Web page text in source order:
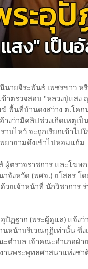
ายจีระพันธ์ เพชรขาว ห
าตรวจสอบ "หลวงปู่แสง
พื้นที่บ้านดงสว่าง ต.โค
างว่ามีคลิปช่วงเกิดเหตุเ
บไหว้ จะถูกเรียกเข้าไป
ยายามดึงเข้าไปหอมแก้ม
ผู้ตรวจราชการ และโฆษ
าจังหวัด (พศจ.) ​ยโสธร
วยเจ้าหน้าที่ นักวิชาการ
ปัฏฐาก (พระผู้ดูแล)​ แจ้ง
หน้าบริเวณกุฏิเท่านั้น ซึ่ง
ตำบล เจ้าคณะอำเภอฝ่
านพระพุทธศาสนาแห่งช